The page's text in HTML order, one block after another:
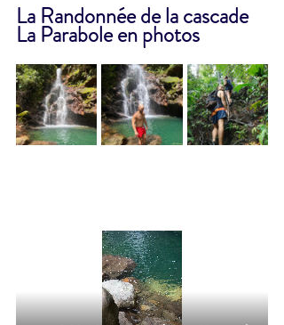
La Randonnée de la cascade
La Parabole en photos